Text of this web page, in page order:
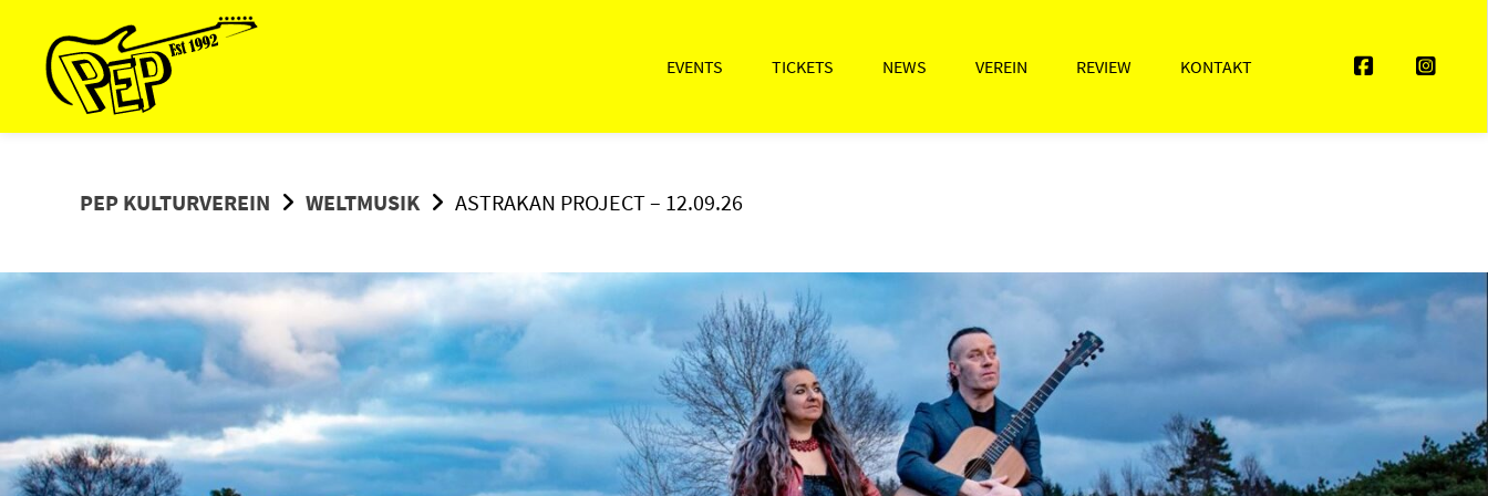
EVENTS TICKETS NEWS VEREIN REVIEW KONTAKT
PEP KULTURVEREIN WELTMUSIK ASTRAKAN PROJECT – 12.09.26